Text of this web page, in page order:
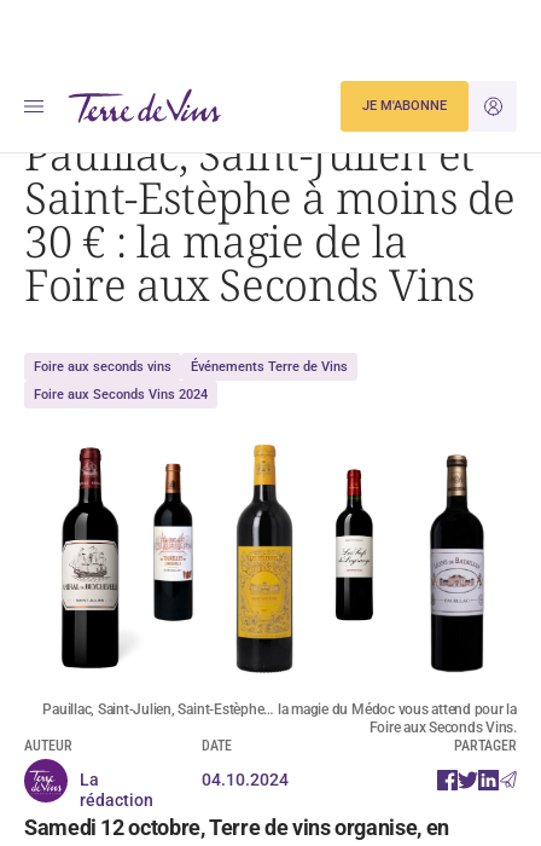
JE
JE M'ABONNE
Accueil
Actualités
Pauillac, Saint-Julien et Saint-Estèphe à moins de 30 € : la magie de la Foire aux Seconds Vins
Pauillac, Saint-Julien et
Saint-Estèphe à moins de
30 € : la magie de la
Foire aux Seconds Vins
Foire aux seconds vins
Événements Terre de Vins
Foire aux Seconds Vins 2024
Pauillac, Saint-Julien, Saint-Estèphe… la magie du Médoc vous attend pour la
Foire aux Seconds Vins.
AUTEUR
La
rédaction
DATE
04.10.2024
PARTAGER
Samedi 12 octobre, Terre de vins organise, en